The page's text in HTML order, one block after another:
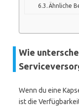
Ähnliche
Wie
Wenn du eine
ist die